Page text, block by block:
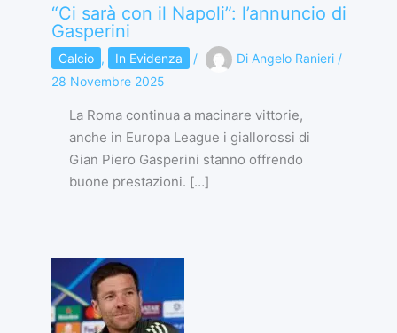
“Ci sarà con il Napoli”: l’annuncio di
Gasperini
Calcio , In Evidenza / Di Angelo Ranieri /
28 Novembre 2025
La Roma continua a macinare vittorie,
anche in Europa League i giallorossi di
Gian Piero Gasperini stanno offrendo
buone prestazioni. […]